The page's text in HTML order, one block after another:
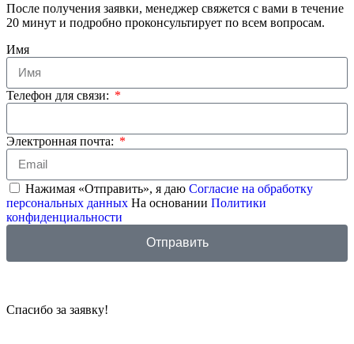
После получения заявки, менеджер свяжется с вами в течение
20 минут и подробно проконсультирует по всем вопросам.
Имя
Телефон для связи:
Электронная почта:
Нажимая «Отправить», я даю Согласие на обработку
персональных данных На основании Политики
конфиденциальности
Отправить
Спасибо за заявку!